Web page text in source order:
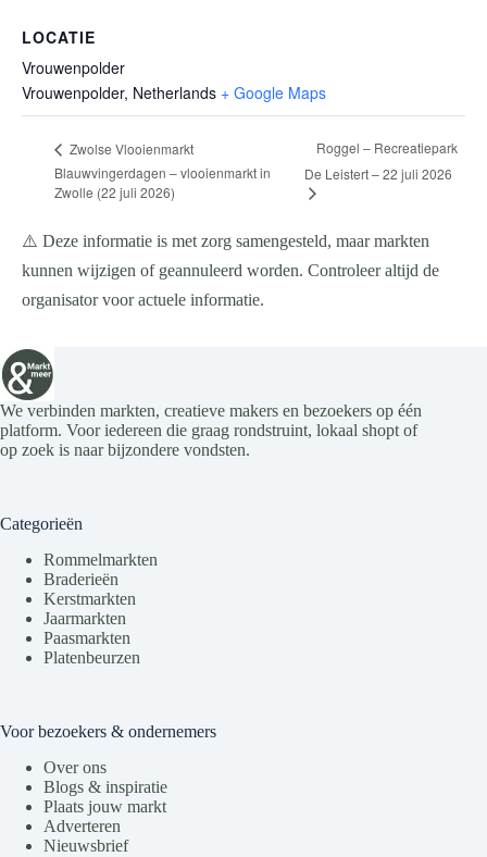
LOCATIE
Vrouwenpolder
Vrouwenpolder, Netherlands + Google Maps
Zwolse Vlooienmarkt
Blauwvingerdagen – vlooienmarkt in
Zwolle (22 juli 2026)
Roggel – Recreatiepark
De Leistert – 22 juli 2026
⚠️ Deze informatie is met zorg samengesteld, maar markten
kunnen wijzigen of geannuleerd worden. Controleer altijd de
organisator voor actuele informatie.
We verbinden markten, creatieve makers en bezoekers op één
platform. Voor iedereen die graag rondstruint, lokaal shopt of
op zoek is naar bijzondere vondsten.
Categorieën
Rommelmarkten
Braderieën
Kerstmarkten
Jaarmarkten
Paasmarkten
Platenbeurzen
Voor bezoekers & ondernemers
Over ons
Blogs & inspiratie
Plaats jouw markt
Adverteren
Nieuwsbrief